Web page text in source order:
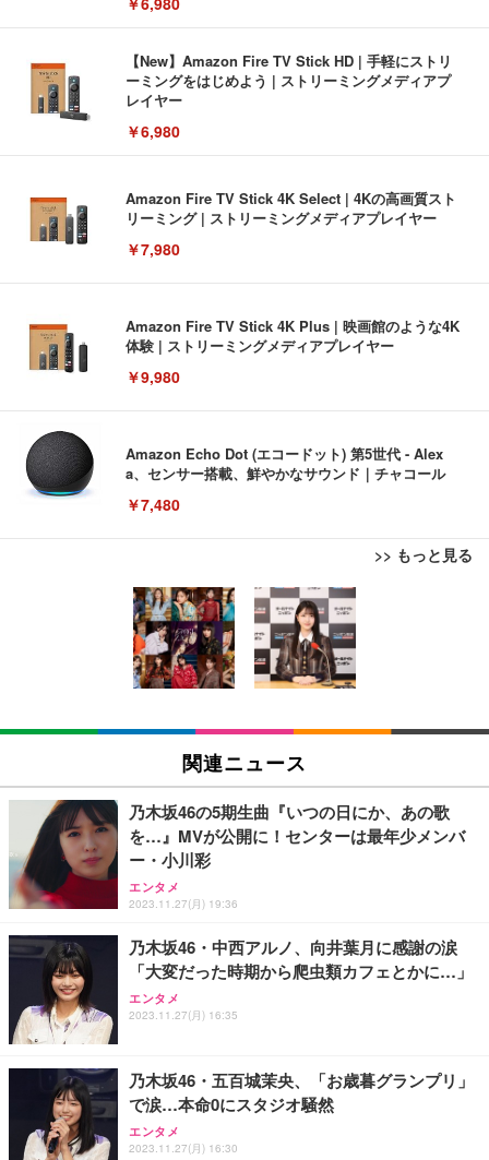
【New】Amazon Fire TV Stick HD | 手軽にストリ
ーミングをはじめよう | ストリーミングメディアプ
レイヤー
￥6,980
Amazon Fire TV Stick 4K Select | 4Kの高画質スト
リーミング | ストリーミングメディアプレイヤー
￥7,980
Amazon Fire TV Stick 4K Plus | 映画館のような4K
体験 | ストリーミングメディアプレイヤー
￥9,980
Amazon Echo Dot (エコードット) 第5世代 - Alex
a、センサー搭載、鮮やかなサウンド｜チャコール
￥7,480
>> もっと見る
[EdoErgo] オフィスチェア 椅子 テレワーク 疲れな
い 跳ね上げ式アームレスト コンパクト 約105度ロッ
キング pc 事務椅子 360度回転 座面昇降 強化ナイロ
ン樹脂ベース 通気性メッシュ 在宅ワーク H-WY01
(黒網+黒枠+黒足)
￥5,699
SIHOO B100 オフィスチェア／デスクチェア メッシ
ュチェア 人間工学 疲れない ブラック
￥27,999
Sezlife オフィスチェア デスクチェア 疲れない テレ
ワーク チェア 強化バックレスト 30度ロッキング機
能 人間工学 椅子 腰サポート 90度跳ね上げ式アーム
レスト 3Dヘッドレスト ハンガー付き 高反発クッシ
務用 おしゃれ パソコンチェア (ブラック)
Sezlife オフィスチェア デスクチェア 疲れない テレ
ワーク チェア 強化バックレスト 30度ロッキング機
能 人間工学 椅子 腰サポート 90度跳ね上げ式アーム
務用 おしゃれ パソコンチェア (ホワイト)
ANDWINT オフィスチェア デスクチェア 肘なし メ
ッシュ 通気性 ランバーサポート付き 腰サポート ガ
ス圧無段階昇降 360度回転 キャスター付き コンパク
EIZO ビジネス向けプレミアムモニター | FlexScan
EV3240X-WT | 31.5型4K UHD・USB Type-C・ホワ
イト
￥105,595
EIZO ビジネス向けプレミアムモニター | FlexScan
【純正品】27"ゲーミングモニター DualSense 充電
フック付き（CFI-ZDM1J）
￥49,979
【整備済み品】Dell E2724HS 27インチ 液晶モニタ
ー フルHD（1920×1080）VA 非光沢 HDMI/DisplayP
ort/VGA スピーカー内蔵 高さ調整 スイベル VESA対
【MiniLED/24.5inch/280Hz/FHD】GRAPHT THE S
HOOTER Gaming Monitor 24” Essential ゲーミン
グモニター QD 24.5インチ 1ms FHD 量子ドット 残
Amazonベーシック ペットシーツ 薄型 レギュラー 1
回使い捨て 無香料 ホワイト 300枚
￥3,373
Amazonベーシック ペットシーツ 厚型 ワイド 42枚
x2袋(84枚) ホワイト(吸収面:ライトブルー)
￥3,234
ネオ・ルーライフ ネオ・オムツ L 中型犬用 26枚入
り 単品
￥1,800
Smart Basic(スマートベーシック) 【Amazon.co.jp
限定】 Smart Basic アイリスオーヤマ ペットシーツ
超厚型 お徳用 ワイド 100枚入 (x 1) (ケース販売)
アイリスオーヤマ ペットシーツ 超厚型 お徳用 レギ
ュラー 200枚入【Amazon.co.jp限定】
関連ニュース
乃木坂46の5期生曲『いつの日にか、あの歌
を…』MVが公開に！センターは最年少メンバ
ー・小川彩
エンタメ
2023.11.27(月) 19:36
乃木坂46・中西アルノ、向井葉月に感謝の涙
「大変だった時期から爬虫類カフェとかに…」
エンタメ
2023.11.27(月) 16:35
乃木坂46・五百城茉央、「お歳暮グランプリ」
で涙…本命0にスタジオ騒然
エンタメ
2023.11.27(月) 16:30